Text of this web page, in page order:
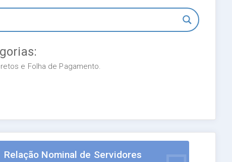
e Folha de Pagamento.
Relação Nominal de Servidores